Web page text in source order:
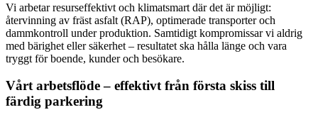
Vi arbetar resurseffektivt och klimatsmart där det är möjligt:
återvinning av fräst asfalt (RAP), optimerade transporter och
dammkontroll under produktion. Samtidigt kompromissar vi aldrig
med bärighet eller säkerhet – resultatet ska hålla länge och vara
tryggt för boende, kunder och besökare.
Vårt arbetsflöde – effektivt från första skiss till
färdig parkering